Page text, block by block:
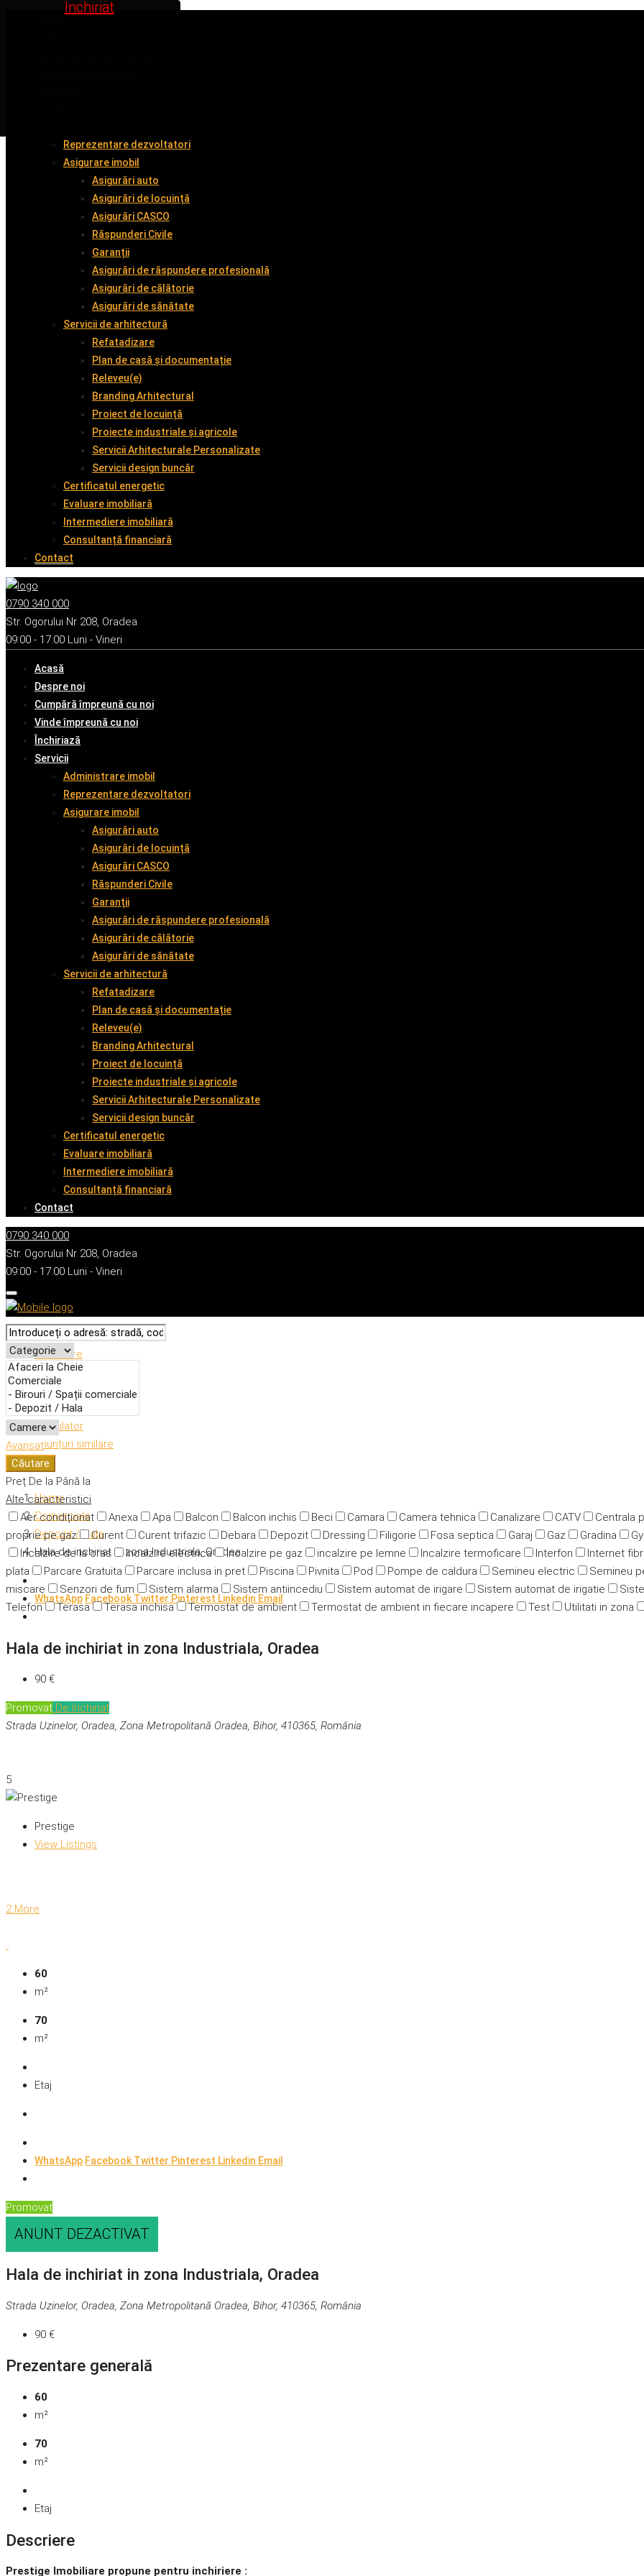
Reprezentare dezvoltatori
Asigurare imobil
Asigurări auto
Asigurări de locuință
Asigurări CASCO
Răspunderi Civile
Garanții
Asigurări de răspundere profesională
Asigurări de călătorie
Asigurări de sănătate
Servicii de arhitectură
Refatadizare
Plan de casă și documentație
Releveu(e)
Branding Arhitectural
Proiect de locuință
Proiecte industriale și agricole
Servicii Arhitecturale Personalizate
Servicii design buncăr
Certificatul energetic
Evaluare imobiliară
Intermediere imobiliară
Consultanță financiară
Contact
0790 340 000
Str. Ogorului Nr 208, Oradea
09:00 - 17:00 Luni - Vineri
Acasă
Despre noi
Cumpără împreună cu noi
Vinde împreună cu noi
Închiriază
Servicii
Administrare imobil
Reprezentare dezvoltatori
Asigurare imobil
Asigurări auto
Asigurări de locuință
Asigurări CASCO
Răspunderi Civile
Garanții
Asigurări de răspundere profesională
Asigurări de călătorie
Asigurări de sănătate
Servicii de arhitectură
Refatadizare
Plan de casă și documentație
Releveu(e)
Branding Arhitectural
Proiect de locuință
Proiecte industriale și agricole
Servicii Arhitecturale Personalizate
Servicii design buncăr
Certificatul energetic
Evaluare imobiliară
Intermediere imobiliară
Consultanță financiară
Contact
0790 340 000
Str. Ogorului Nr 208, Oradea
09:00 - 17:00 Luni - Vineri
Avansat
Căutare
Preț De la Până la
Alte caracteristici
Aer condiționat
Anexa Apa Balcon Balcon inchis Beci Camara Camera tehnica Canalizare CATV Centrala
proprie pe gaz
Curent Curent trifazic Debara Depozit Dressing Filigorie Fosa septica Garaj Gaz Gradina
Incalzire de la oras
Incalzire electrica Incalzire pe gaz incalzire pe lemne Incalzire termoficare Interfon Internet
plata
Parcare Gratuita Parcare inclusa in pret Piscina Pivnita Pod Pompe de caldura Semineu electric Semineu
miscare
Senzori de fum Sistem alarma Sistem antiincediu Sistem automat de irigare Sistem automat de irigatie
Telefon
Terasa Terasa inchisa Termostat de ambient Termostat de ambient in fiecare incapere Test Utilitati in zona
Descriere
Caracteristici
Adresă
Detalii
Calculator
Anunțuri similare
Home
Comerciale
Depozit / Hala
Hala de inchiriat in zona Industriala, Oradea
WhatsApp Facebook Twitter Pinterest Linkedin Email
Hala de inchiriat in zona Industriala, Oradea
90 €
Promovat De închiriat
Inchiriat
Strada Uzinelor, Oradea, Zona Metropolitană Oradea, Bihor, 410365, România
5
Prestige
View Listings
2 More
60
m²
70
m²
Etaj
WhatsApp FacebookTwitter Pinterest Linkedin Email
Promovat
ANUNT DEZACTIVAT
Hala de inchiriat in zona Industriala, Oradea
Strada Uzinelor, Oradea, Zona Metropolitană Oradea, Bihor, 410365, România
90 €
Prezentare generală
60
m²
70
m²
Etaj
Descriere
Prestige Imobiliare propune pentru inchiriere :
Inchiriat
Inchiriat
Inchiriat
Inchiriat